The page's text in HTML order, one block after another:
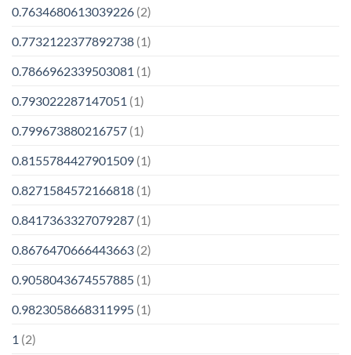
0.7634680613039226 (2)
0.7732122377892738 (1)
0.7866962339503081 (1)
0.793022287147051 (1)
0.799673880216757 (1)
0.8155784427901509 (1)
0.8271584572166818 (1)
0.8417363327079287 (1)
0.8676470666443663 (2)
0.9058043674557885 (1)
0.9823058668311995 (1)
1 (2)